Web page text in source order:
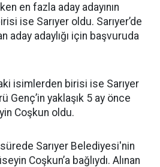
en fazla aday adayının
ise Sarıyer oldu. Sarıyer’de
aday adaylığı için başvuruda
isimlerden birisi ise Sarıyer
Genç’in yaklaşık 5 ay önce
Coşkun oldu.
Sarıyer Belediyesi'nin
Coşkun’a bağlıydı. Alınan